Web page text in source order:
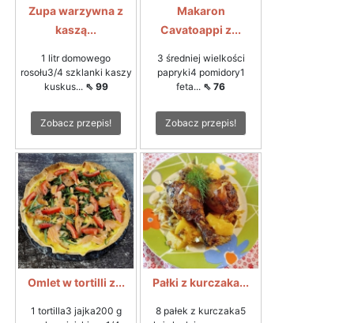
Zupa warzywna z
kaszą...
1 litr domowego
rosołu3/4 szklanki kaszy
kuskus... ⇖ 99
Zobacz przepis!
Makaron
Cavatoappi z...
3 średniej wielkości
papryki4 pomidory1
feta... ⇖ 76
Zobacz przepis!
Omlet w tortilli z...
1 tortilla3 jajka200 g
Pałki z kurczaka...
8 pałek z kurczaka5